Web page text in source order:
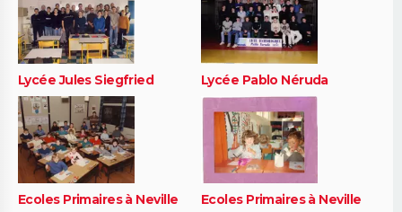
Lycée Jules Siegfried Lycée Pablo Néruda
Ecoles Primaires à Neville Ecoles Primaires à Neville